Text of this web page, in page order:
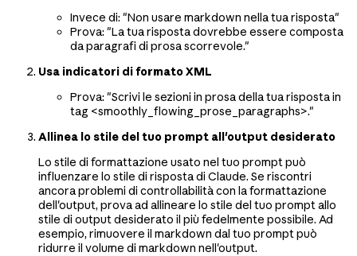
Invece di: "Non usare markdown nella tua risposta"
Prova: "La tua risposta dovrebbe essere composta
da paragrafi di prosa scorrevole."
Usa indicatori di formato XML
Prova: "Scrivi le sezioni in prosa della tua risposta in
tag <smoothly_flowing_prose_paragraphs>."
Allinea lo stile del tuo prompt all'output desiderato
Lo stile di formattazione usato nel tuo prompt può
influenzare lo stile di risposta di Claude. Se riscontri
ancora problemi di controllabilità con la formattazione
dell'output, prova ad allineare lo stile del tuo prompt allo
stile di output desiderato il più fedelmente possibile. Ad
esempio, rimuovere il markdown dal tuo prompt può
ridurre il volume di markdown nell'output.